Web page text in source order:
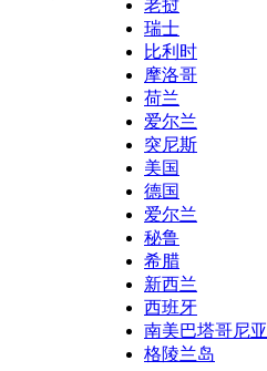
老挝
瑞士
比利时
摩洛哥
荷兰
爱尔兰
突尼斯
美国
德国
爱尔兰
秘鲁
希腊
新西兰
西班牙
南美巴塔哥尼亚
格陵兰岛